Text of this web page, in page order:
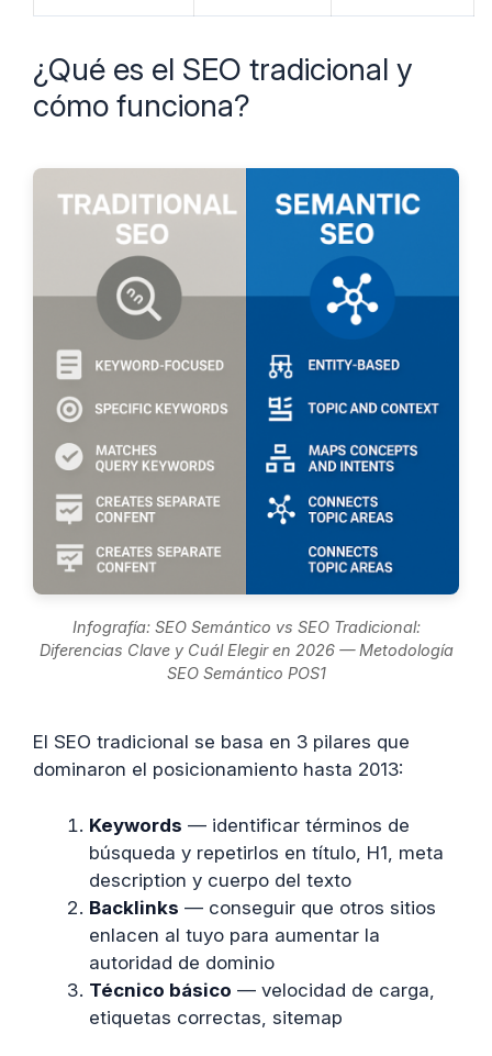
¿Qué es el SEO tradicional y
cómo funciona?
Infografía: SEO Semántico vs SEO Tradicional:
Diferencias Clave y Cuál Elegir en 2026 — Metodología
SEO Semántico POS1
El SEO tradicional se basa en 3 pilares que
dominaron el posicionamiento hasta 2013:
Keywords — identificar términos de
búsqueda y repetirlos en título, H1, meta
description y cuerpo del texto
Backlinks — conseguir que otros sitios
enlacen al tuyo para aumentar la
autoridad de dominio
Técnico básico — velocidad de carga,
etiquetas correctas, sitemap